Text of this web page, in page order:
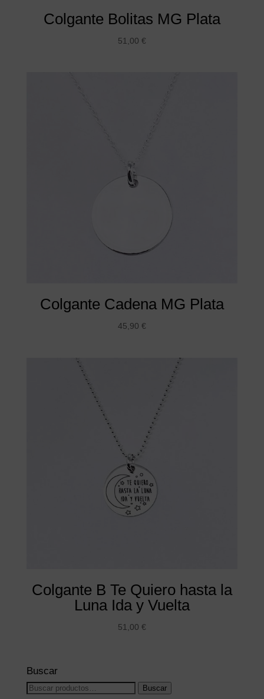
Colgante Bolitas MG Plata
51,00 €
Colgante Cadena MG Plata
45,90 €
Colgante B Te Quiero hasta la
Luna Ida y Vuelta
51,00 €
Buscar
Buscar
Buscar